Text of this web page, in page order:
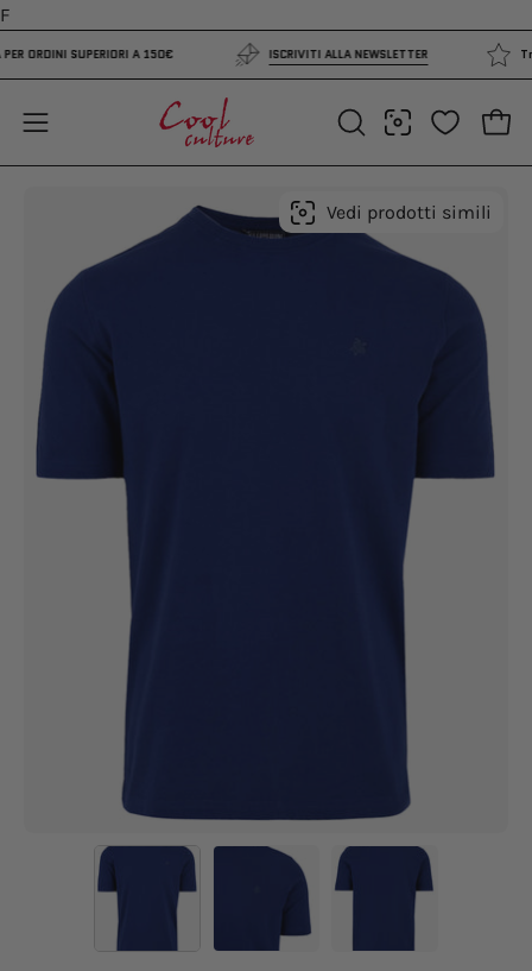
FSalta
contenuto
PER ORDINI SUPERIORI A 150€ ISCRIVITI ALLA NEWSLETTER
Apri
menu
APRI
LA
DI
RICERCA
Apri
dell'immagine
Vedi prodotti simili